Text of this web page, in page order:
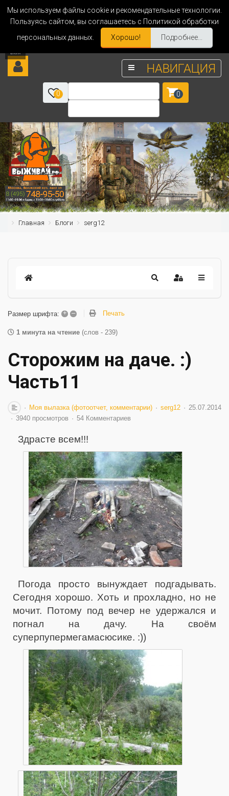
Мы используем файлы cookie и рекомендательные технологии.
Пользуясь сайтом, вы соглашаетесь с Политикой обработки
персональных данных.
Хорошо! Подробнее...
НАВИГАЦИЯ
0 0
Главная Блоги serg12
Размер шрифта: + – Печать
1 минута на чтение (слов - 239)
Сторожим на даче. :)
Часть11
Моя вылазка (фотоотчет, комментарии) serg12
25.07.2014
3940 просмотров
54 Комментариев
Здрасте всем!!!
Погода просто вынуждает подгадывать.
Сегодня хорошо. Хоть и прохладно, но не
мочит. Потому под вечер не удержался и
погнал на дачу. На своём
суперпупермегамасюсике. :))